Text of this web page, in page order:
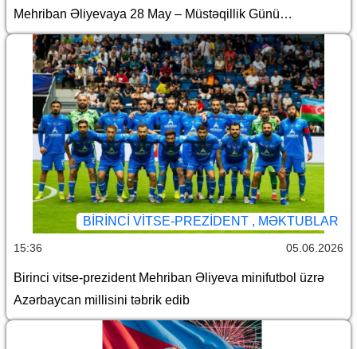
Mehriban Əliyevaya 28 May – Müstəqillik Günü
münasibətilə təbrik
BIRINCI VITSE-PREZIDENT , MƏKTUBLAR
15:36 05.06.2026
Birinci vitse-prezident Mehriban Əliyeva minifutbol üzrə
Azərbaycan millisini təbrik edib